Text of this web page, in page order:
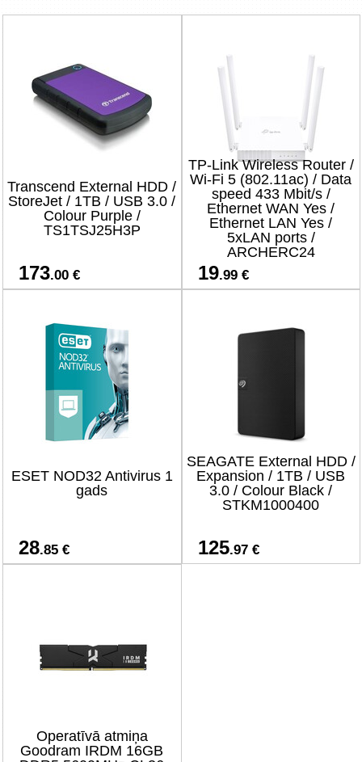
Transcend External HDD /
StoreJet / 1TB / USB 3.0 /
Colour Purple /
TS1TSJ25H3P
173.00 €
TP-Link Wireless Router /
Wi-Fi 5 (802.11ac) / Data
speed 433 Mbit/s /
Ethernet WAN Yes /
Ethernet LAN Yes /
5xLAN ports /
ARCHERC24
19.99 €
ESET NOD32 Antivirus 1
gads
28.85 €
SEAGATE External HDD /
Expansion / 1TB / USB
3.0 / Colour Black /
STKM1000400
125.97 €
Operatīvā atmiņa
Goodram IRDM 16GB